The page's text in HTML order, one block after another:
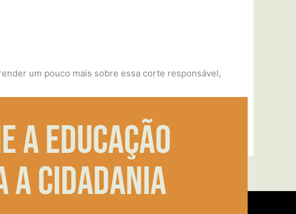
um pouco mais sobre essa corte responsável,
a educação
a cidadania